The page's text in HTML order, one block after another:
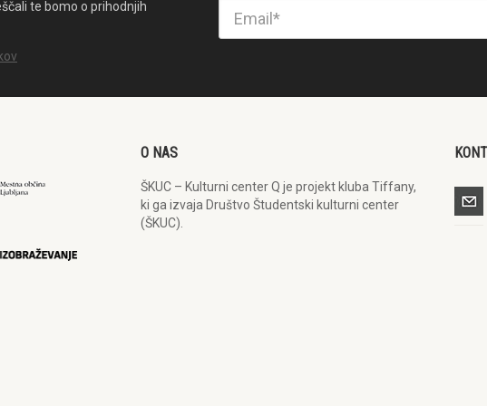
te bomo o prihodnjih
O NAS
ŠKUC – Kulturni center Q je projekt kluba Tiffany,
ki ga izvaja Društvo Študentski kulturni center
(ŠKUC).